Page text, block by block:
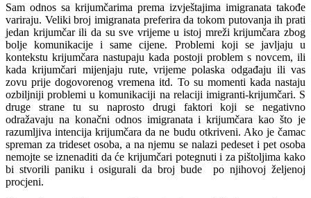
Sam odnos sa krijumčarima prema izvještajima imigranata takođe
variraju. Veliki broj imigranata preferira da tokom putovanja ih prati
jedan krijumčar ili da su sve vrijeme u istoj mreži krijumčara zbog
bolje komunikacije i same cijene. Problemi koji se javljaju u
kontekstu krijumčara nastupaju kada postoji problem s novcem, ili
kada krijumčari mijenjaju rute, vrijeme polaska odgađaju ili vas
zovu prije dogovorenog vremena itd. To su momenti kada nastaju
ozbiljniji problemi u komunikaciji na relaciji imigranti-krijumčari. S
druge strane tu su naprosto drugi faktori koji se negativno
odražavaju na konačni odnos imigranata i krijumčara kao što je
razumljiva intencija krijumčara da ne budu otkriveni. Ako je čamac
spreman za trideset osoba, a na njemu se nalazi pedeset i pet osoba
nemojte se iznenaditi da će krijumčari potegnuti i za pištoljima kako
bi stvorili paniku i osigurali da broj bude po njihovoj željenoj
procjeni.